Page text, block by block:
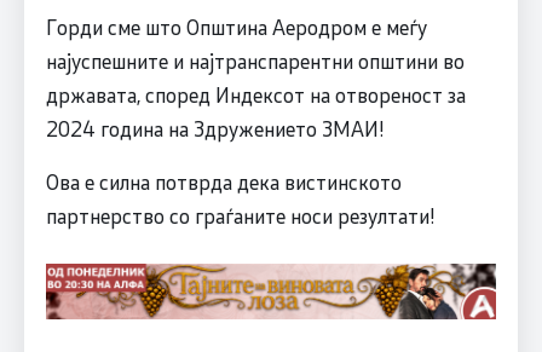
Горди сме што Општина Аеродром е меѓу
најуспешните и најтранспарентни општини во
државата, според Индексот на отвореност за
2024 година на Здружението ЗМАИ!
Ова е силна потврда дека вистинското
партнерство со граѓаните носи резултати!